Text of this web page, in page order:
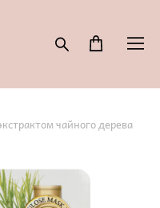
чайного дерева